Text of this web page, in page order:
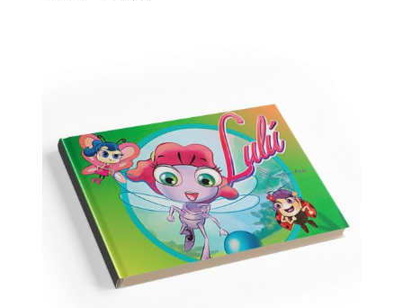
hasta
$16.75
SELECCIONAR OPCIONES
/
DETAILS